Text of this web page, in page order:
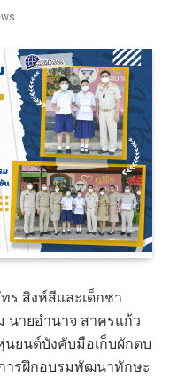
ร สิงห์สีและเด็กชา
ายอำนาจ สาครแก้ว
นยนต์บังคับมือเก็บผักตบ
ารฝึกอบรมพัฒนาทักษะ